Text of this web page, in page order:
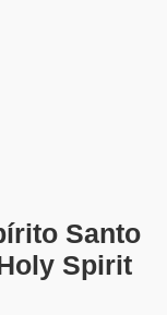
Santo
Spirit